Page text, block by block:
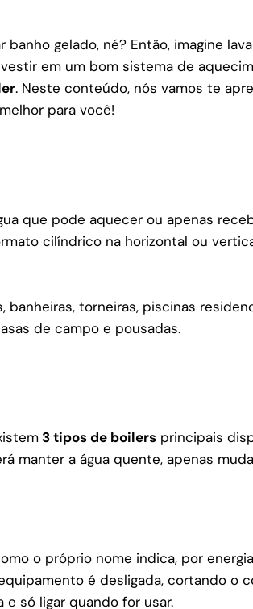
gelado, né? Então, imagine
em um bom sistema de
. Neste conteúdo, nós vamos te
para você!
que pode aquecer ou apenas
cilíndrico na horizontal ou
banheiras, torneiras, piscinas
de campo e pousadas.
3 tipos de boilers principais
manter a água quente, apenas
o próprio nome indica, por
é desligada, cortando o
só ligar quando for usar.